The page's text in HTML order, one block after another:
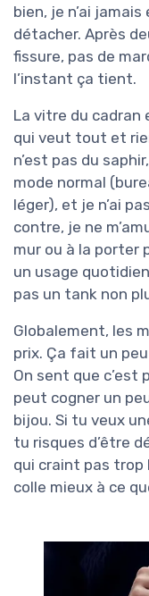
bien, je n’ai
détacher. Après
fissure, pas de
l’instant ça tient.
La vitre du cadran
qui veut tout et
n’est pas du
mode normal
léger), et je n’ai
contre, je ne
mur ou à la porter
un usage
pas un tank non
Globalement, les
prix. Ça fait un
On sent que c’est
peut cogner un
bijou. Si tu veux
tu risques d’être
qui craint pas trop
colle mieux à ce